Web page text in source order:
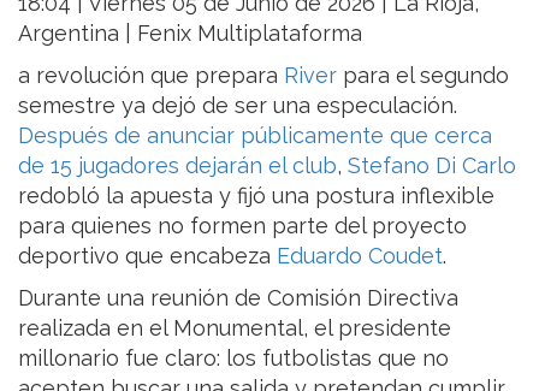
Argentina | Fenix Multiplataforma
a revolución que prepara River para el segundo
semestre ya dejó de ser una especulación.
Después de anunciar públicamente que cerca
de 15 jugadores dejarán el club, Stefano Di Carlo
redobló la apuesta y fijó una postura inflexible
para quienes no formen parte del proyecto
deportivo que encabeza Eduardo Coudet.
Durante una reunión de Comisión Directiva
realizada en el Monumental, el presidente
millonario fue claro: los futbolistas que no